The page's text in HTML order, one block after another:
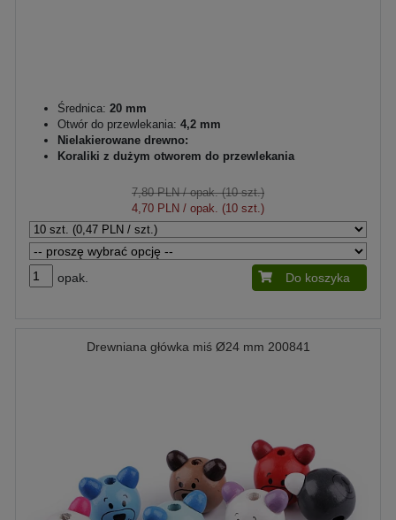
Średnica: 20 mm
Otwór do przewlekania: 4,2 mm
Nielakierowane drewno:
Koraliki z dużym otworem do przewlekania
7,80 PLN/ opak. (10 szt.)
4,70 PLN / opak. (10 szt.)
opak. Do koszyka
Drewniana główka miś Ø24 mm 200841